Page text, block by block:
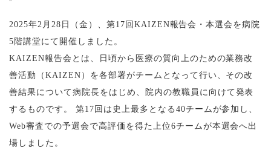
2025年2月28日（金）、第17回KAIZEN報告会・本選会を病院
5階講堂にて開催しました。
KAIZEN報告会とは、日頃から医療の質向上のための業務改
善活動（KAIZEN）を各部署がチームとなって行い、その改
善結果について病院長をはじめ、院内の教職員に向けて発表
するものです。 第17回は史上最多となる40チームが参加し、
Web審査での予選会で高評価を得た上位6チームが本選会へ出
場しました。